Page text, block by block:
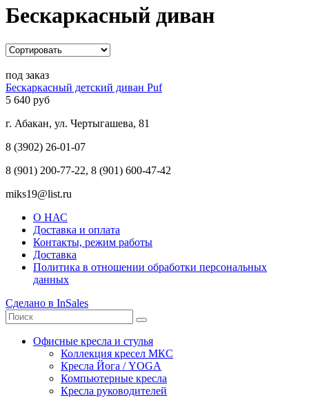
Бескаркасный диван
под заказ
Бескаркасный детский диван Puf
5 640 руб
г. Абакан, ул. Чертыгашева, 81
8 (3902) 26-01-07
8 (901) 200-77-22, 8 (901) 600-47-42
miks19@list.ru
О НАС
Доставка и оплата
Контакты, режим работы
Доставка
Политика в отношении обработки персональных
данных
Сделано в InSales
Офисные кресла и стулья
Коллекция кресел МКС
Кресла Йога / YOGA
Компьютерные кресла
Кресла руководителей